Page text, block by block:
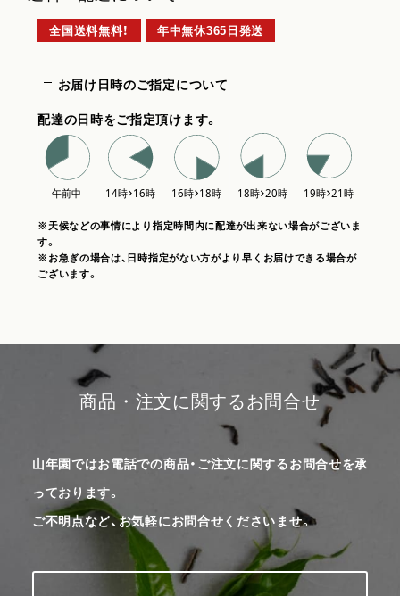
全国送料無料！ 年中無休365日発送
お届け日時のご指定について
配達の日時をご指定頂けます。
※天候などの事情により指定時間内に配達が出来ない場合がございま
す。
※お急ぎの場合は、日時指定がない方がより早くお届けできる場合が
ございます。
商品・注文に関するお問合せ
山年園ではお電話での商品・ご注文に関するお問合せを承
っております。
ご不明点など、お気軽にお問合せくださいませ。